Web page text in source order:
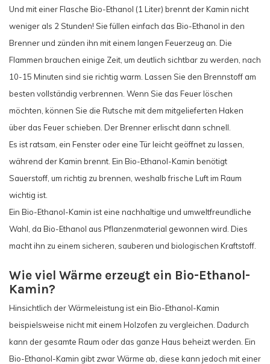
Und mit einer Flasche Bio-Ethanol (1 Liter) brennt der Kamin nicht
weniger als 2 Stunden! Sie füllen einfach das Bio-Ethanol in den
Brenner und zünden ihn mit einem langen Feuerzeug an. Die
Flammen brauchen einige Zeit, um deutlich sichtbar zu werden, nach
10-15 Minuten sind sie richtig warm. Lassen Sie den Brennstoff am
besten vollständig verbrennen. Wenn Sie das Feuer löschen
möchten, können Sie die Rutsche mit dem mitgelieferten Haken
über das Feuer schieben. Der Brenner erlischt dann schnell.
Es ist ratsam, ein Fenster oder eine Tür leicht geöffnet zu lassen,
während der Kamin brennt. Ein Bio-Ethanol-Kamin benötigt
Sauerstoff, um richtig zu brennen, weshalb frische Luft im Raum
wichtig ist.
Ein Bio-Ethanol-Kamin ist eine nachhaltige und umweltfreundliche
Wahl, da Bio-Ethanol aus Pflanzenmaterial gewonnen wird. Dies
macht ihn zu einem sicheren, sauberen und biologischen Kraftstoff.
Wie viel Wärme erzeugt ein Bio-Ethanol-
Kamin?
Hinsichtlich der Wärmeleistung ist ein Bio-Ethanol-Kamin
beispielsweise nicht mit einem Holzofen zu vergleichen. Dadurch
kann der gesamte Raum oder das ganze Haus beheizt werden. Ein
Bio-Ethanol-Kamin gibt zwar Wärme ab, diese kann jedoch mit einer